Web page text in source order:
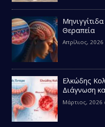
Θεραπεία
Απρίλιος, 2026
Ελκώδης
Διάγνωση
Μάρτιος, 2026